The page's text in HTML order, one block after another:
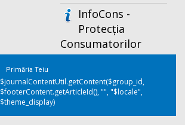
InfoCons -
Protecția
Consumatorilor
Primăria Teiu
$journalContentUtil.getContent($group_id,
$footerContent.getArticleId(), "", "$locale",
$theme_display)